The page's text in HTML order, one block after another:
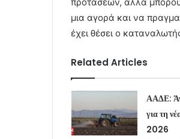
μια αγορά και να
έχει θέσει ο
Related Articles
ΑΑΔΕ:
για τη
2026